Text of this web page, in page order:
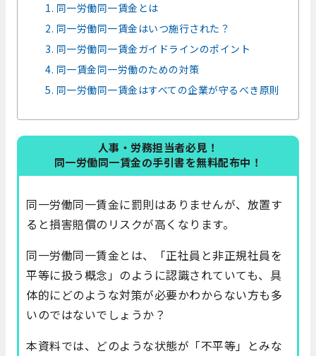
1. 同一労働同一賃金とは
2. 同一労働同一賃金はいつ施行された？
3. 同一労働同一賃金ガイドラインのポイント
4. 同一賃金同一労働のための対策
5. 同一労働同一賃金はすべての企業が守るべき原則
人事・労務担当者必見！
同一労働同一賃金の手引書を無料配布中！
同一労働同一賃金に罰則はありませんが、放置す
ると損害賠償のリスクが高くなります。
同一労働同一賃金とは、「正社員と非正規社員を
平等に扱う概念」のように認識されていても、具
体的にどのような対策が必要かわからない方も多
いのではないでしょうか？
本資料では、どのような状態が「不平等」とみな